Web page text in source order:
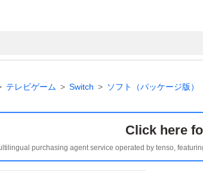
テレビゲーム Switch ソフト（パッケージ版）
Click here
purchasing agent service operated by tenso,